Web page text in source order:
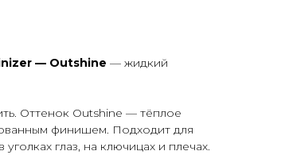
— Outshine — жидкий
Оттенок Outshine — тёплое
финишем. Подходит для
глаз, на ключицах и плечах.